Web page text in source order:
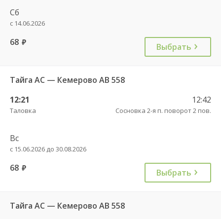
Сб
с 14.06.2026
68 руб. Выбрать
Тайга АС — Кемерово АВ 558
12:21
Таловка
12:42
Сосновка 2-я п. поворот 2 пов.
Вс
с 15.06.2026 до 30.08.2026
68 руб. Выбрать
Тайга АС — Кемерово АВ 558